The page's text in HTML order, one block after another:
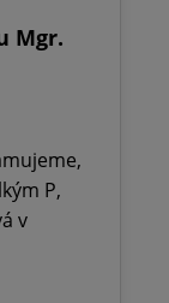
Mgr.
P,
v